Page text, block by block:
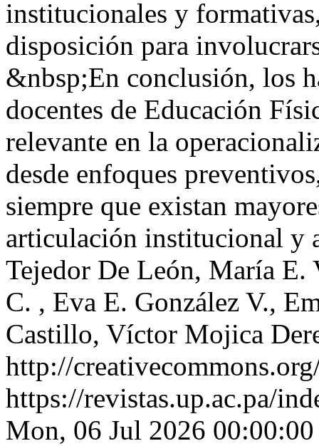
institucionales y
disposición para
&nbsp;En conclusión, los
docentes de Educación
relevante en la
desde enfoques
siempre que existan
articulación institucional y
Tejedor De León, María
C. , Eva E. González V.,
Castillo, Víctor Mojica
http://
https://revistas.up.ac.pa/
Mon, 06 Jul 2026